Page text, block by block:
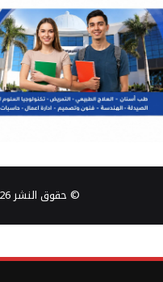
© حقوق النشر 2026، جميع الحقوق محفوظة